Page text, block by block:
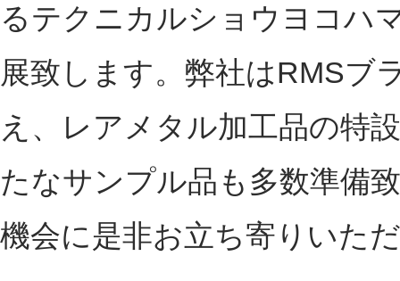
るテクニカルショウヨコハ
展致します。弊社はRMSブ
え、レアメタル加工品の特
たなサンプル品も多数準備
機会に是非お立ち寄りいた